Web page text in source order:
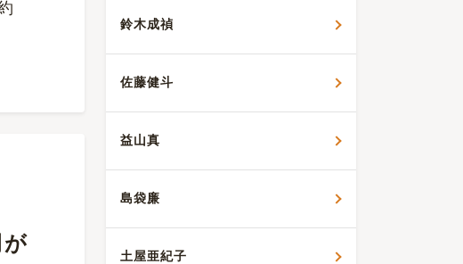
が
鈴木成禎
佐藤健斗
益山真
島袋廉
土屋亜紀子